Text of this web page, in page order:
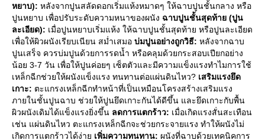
หยาบ): หลังจากปูนสลัดดอกเริ่มแห้งหมาดๆ ให้ฉาบปูนชั้นกลาง หรือ
ปูนหยาบ เพื่อปรับระดับความหนาของผนัง ฉาบปูนชั้นสุดท้าย (ปูน
ละเอียด): เมื่อปูนหยาบเริ่มแห้ง ให้ฉาบปูนชั้นสุดท้าย หรือปูนละเอียด
เพื่อให้ผิวผนังเรียบเนียน สม่ำเสมอ บ่มปูนอย่างถูกวิธี: หลังจากฉาบ
ปูนเสร็จ ควรบ่มปูนด้วยการรดน้ำ หรือคลุมด้วยกระสอบเปียกอย่าง
น้อย 3-7 วัน เพื่อให้ปูนค่อยๆ เซ็ตตัวและมีความแข็งแรงทำไมการใช้
เหล็กฉีกช่วยให้ผนังแข็งแรง ทนทานต่อแผ่นดินไหว? เสริมแรงยึด
เกาะ: ตะแกรงเหล็กฉีกทำหน้าที่เป็นเหมือนโครงสร้างเสริมแรง
ภายในชั้นปูนฉาบ ช่วยให้ปูนยึดเกาะกันได้ดีขึ้น และยึดเกาะกับพื้น
ผิวผนังเดิมได้แข็งแรงยิ่งขึ้น ลดการแตกร้าว: เมื่อเกิดแรงสั่นสะเทือน
เช่น แผ่นดินไหว ตะแกรงเหล็กฉีกจะช่วยกระจายแรง ทำให้ผนังไม่
เกิดการแตกร้าวได้ง่า เพิ่มความทนทาน: ผนังที่ฉาบด้วยเทคนิคการ